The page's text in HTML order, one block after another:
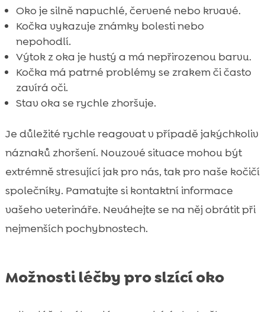
Oko je silně napuchlé, červené nebo krvavé.
Kočka vykazuje známky bolesti nebo
nepohodlí.
Výtok z oka je hustý a má nepřirozenou barvu.
Kočka má patrné problémy se zrakem či často
zavírá oči.
Stav oka se rychle zhoršuje.
Je důležité rychle reagovat v případě jakýchkoliv
náznaků zhoršení. Nouzové situace mohou být
extrémně stresující jak pro nás, tak pro naše kočičí
společníky. Pamatujte si kontaktní informace
vašeho veterináře. Neváhejte se na něj obrátit při
nejmenších pochybnostech.
Možnosti léčby pro slzící oko